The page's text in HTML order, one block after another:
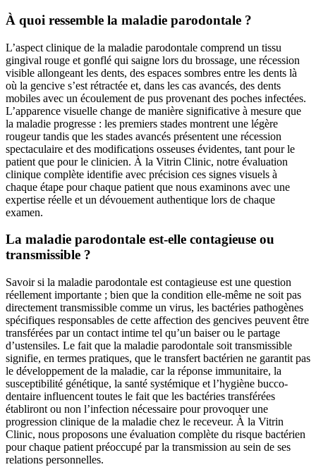
À quoi ressemble la maladie parodontale ?
L’aspect clinique de la maladie parodontale comprend un tissu
gingival rouge et gonflé qui saigne lors du brossage, une récession
visible allongeant les dents, des espaces sombres entre les dents là
où la gencive s’est rétractée et, dans les cas avancés, des dents
mobiles avec un écoulement de pus provenant des poches infectées.
L’apparence visuelle change de manière significative à mesure que
la maladie progresse : les premiers stades montrent une légère
rougeur tandis que les stades avancés présentent une récession
spectaculaire et des modifications osseuses évidentes, tant pour le
patient que pour le clinicien. À la Vitrin Clinic, notre évaluation
clinique complète identifie avec précision ces signes visuels à
chaque étape pour chaque patient que nous examinons avec une
expertise réelle et un dévouement authentique lors de chaque
examen.
La maladie parodontale est-elle contagieuse ou
transmissible ?
Savoir si la maladie parodontale est contagieuse est une question
réellement importante ; bien que la condition elle-même ne soit pas
directement transmissible comme un virus, les bactéries pathogènes
spécifiques responsables de cette affection des gencives peuvent être
transférées par un contact intime tel qu’un baiser ou le partage
d’ustensiles. Le fait que la maladie parodontale soit transmissible
signifie, en termes pratiques, que le transfert bactérien ne garantit pas
le développement de la maladie, car la réponse immunitaire, la
susceptibilité génétique, la santé systémique et l’hygiène bucco-
dentaire influencent toutes le fait que les bactéries transférées
établiront ou non l’infection nécessaire pour provoquer une
progression clinique de la maladie chez le receveur. À la Vitrin
Clinic, nous proposons une évaluation complète du risque bactérien
pour chaque patient préoccupé par la transmission au sein de ses
relations personnelles.